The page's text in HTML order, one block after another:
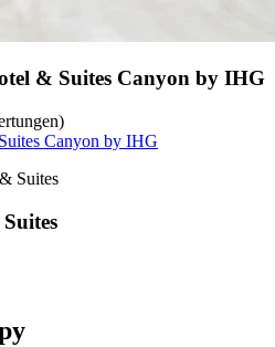
& Suites Canyon by IHG
Canyon by IHG